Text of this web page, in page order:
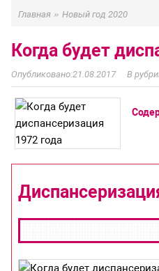
Главная » Новый год 2020
Когда будет
21.08.2017